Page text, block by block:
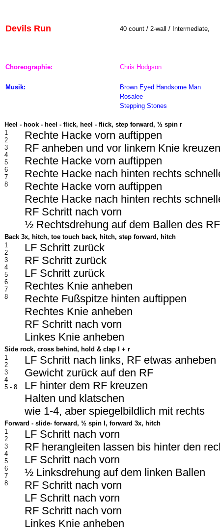
Devils Run 40 count / 2-wall / Intermediate,
Choreographie: Chris Hodgson
Musik:
Brown Eyed Handsome Man
Rosalee
Stepping Stones
Heel - hook - heel - flick, heel - flick, step forward, ½ spin r
1
2
3
4
5
6
7
8
Rechte Hacke vorn auftippen
RF anheben und vor linkem Knie kreuzen
Rechte Hacke vorn auftippen
Rechte Hacke nach hinten rechts
Rechte Hacke vorn auftippen
Rechte Hacke nach hinten rechts
RF Schritt nach vorn
½ Rechtsdrehung auf dem Ballen des RF
Back 3x, hitch, toe touch back, hitch, step forward, hitch
1
2
3
4
5
6
7
8
LF Schritt zurück
RF Schritt zurück
LF Schritt zurück
Rechtes Knie anheben
Rechte Fußspitze hinten auftippen
Rechtes Knie anheben
RF Schritt nach vorn
Linkes Knie anheben
Side rock, cross behind, hold & clap l + r
1
2
3
4
5 - 8
LF Schritt nach links, RF etwas anheben
Gewicht zurück auf den RF
LF hinter dem RF kreuzen
Halten und klatschen
wie 1-4, aber spiegelbildlich mit rechts
Forward - slide- forward, ½ spin l, forward 3x, hitch
1
2
3
4
5
6
7
8
LF Schritt nach vorn
RF herangleiten lassen bis hinter den
LF Schritt nach vorn
½ Linksdrehung auf dem linken Ballen
RF Schritt nach vorn
LF Schritt nach vorn
RF Schritt nach vorn
Linkes Knie anheben